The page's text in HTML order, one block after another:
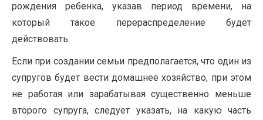
рождения ребенка, указав пе­риод времени, на
который такое перераспределение будет
действовать.
Если при создании семьи предполагается, что один из
супругов будет ве­сти домашнее хозяйство, при этом
не работая или зарабатывая существенно меньше
второго супруга, следует указать, на какую часть